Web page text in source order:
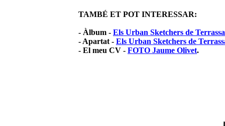
TAMBÉ ET POT INTERESSAR:
- Àlbum - Els Urban Sketchers de Terrassa
- Apartat - Els Urban Sketchers de
- El meu CV - FOTO Jaume Olivet.